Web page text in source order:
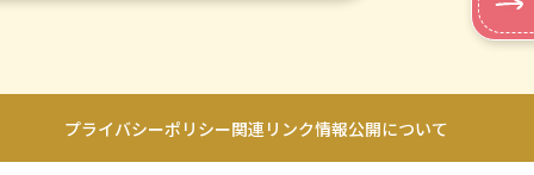
プライバシーポリシー関連リンク情報公開について